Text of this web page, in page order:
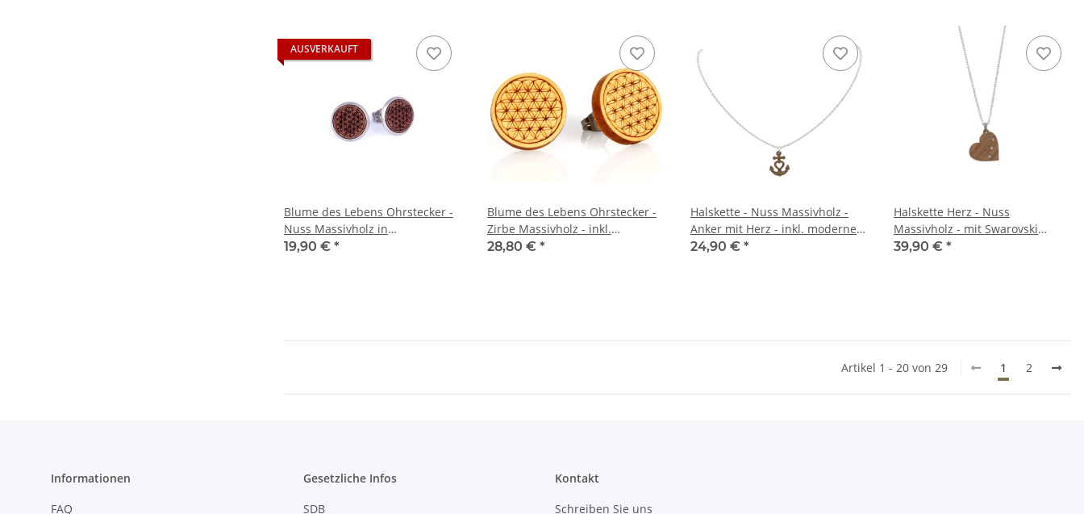
AUSVERKAUFT
Blume des Lebens Ohrstecker -
Nuss Massivholz in
Edelstahlfassung Ø10 - inkl.
19,90 € *
Blume des Lebens Ohrstecker -
Zirbe Massivholz - inkl.
modernem Etui
28,80 € *
Halskette - Nuss Massivholz -
Anker mit Herz - inkl. modernem
Etui
24,90 € *
Halskette Herz - Nuss
Massivholz - mit Swarovski
Kristallen - Edelstahlkette
39,90 € *
Artikel 1 - 20 von 29 1 2
Informationen
FAQ
Gesetzliche Infos
SDB
Kontakt
Schreiben Sie uns